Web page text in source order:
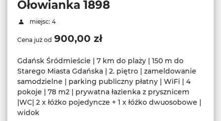
Ołowianka 1898
miejsc: 4
Cena już od 900,00 zł
Gdańsk Śródmieście | 7 km do plaży | 150 m do
Starego Miasta Gdańska | 2. piętro | zameldowanie
samodzielne | parking publiczny płatny | WiFi | 4
pokoje | 78 m2 | prywatna łazienka z prysznicem
|WC| 2 x łóżko pojedyncze + 1 x łóżko dwuosobowe |
widok